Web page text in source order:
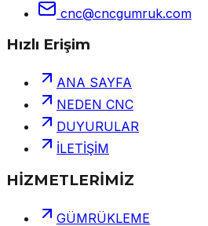
cnc@cncgumruk.com
Hızlı Erişim
ANA SAYFA
NEDEN CNC
DUYURULAR
İLETİŞİM
HİZMETLERİMİZ
GÜMRÜKLEME